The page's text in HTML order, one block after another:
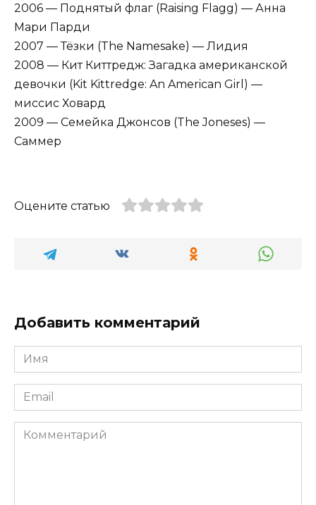
2006 — Поднятый флаг (Raising Flagg) — Анна
Мари Парди
2007 — Тёзки (The Namesake) — Лидия
2008 — Кит Киттредж: Загадка американской
девочки (Kit Kittredge: An American Girl) —
миссис Ховард
2009 — Семейка Джонсов (The Joneses) —
Саммер
Оцените статью
Добавить комментарий
Имя
*
Email
*
Комментарий